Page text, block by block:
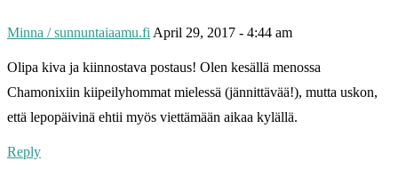
Minna / sunnuntaiaamu.fi April 29, 2017 - 4:44 am
Olipa kiva ja kiinnostava postaus! Olen kesällä menossa
Chamonixiin kiipeilyhommat mielessä (jännittävää!), mutta uskon,
että lepopäivinä ehtii myös viettämään aikaa kylällä.
Reply